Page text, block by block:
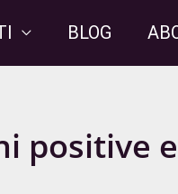
BLOG
positive